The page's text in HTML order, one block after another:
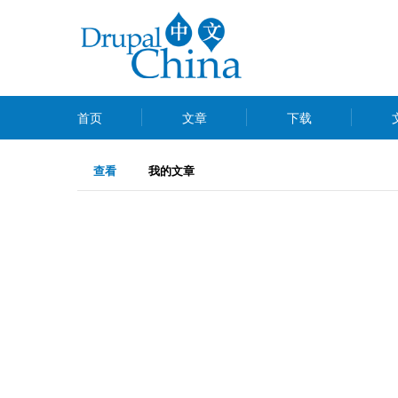
内
MENU
首页 文章 下载
主
标
查看
动
我的文章